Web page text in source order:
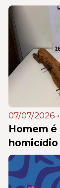
07/07/2026 •
Homem
homicídio